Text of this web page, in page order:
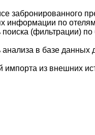
забронированного
информации по
(фильтрации)
в базе данных
из внешних